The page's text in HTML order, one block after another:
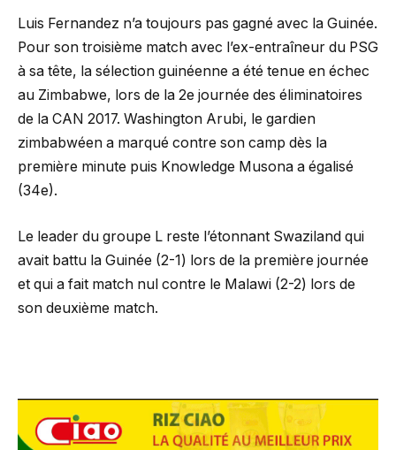
Luis Fernandez n’a toujours pas gagné avec la Guinée.
Pour son troisième match avec l’ex-entraîneur du PSG
à sa tête, la sélection guinéenne a été tenue en échec
au Zimbabwe, lors de la 2e journée des éliminatoires
de la CAN 2017. Washington Arubi, le gardien
zimbabwéen a marqué contre son camp dès la
première minute puis Knowledge Musona a égalisé
(34e).
Le leader du groupe L reste l’étonnant Swaziland qui
avait battu la Guinée (2-1) lors de la première journée
et qui a fait match nul contre le Malawi (2-2) lors de
son deuxième match.